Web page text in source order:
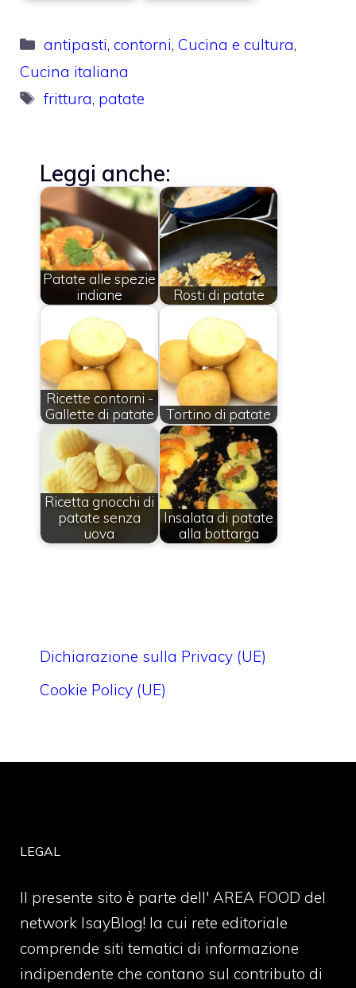
Categorie
antipasti,contorni,Cucina e cultura,
Cucina italiana
Tag
frittura, patate
Leggi anche:
Patate alle spezie
indiane
Rosti di patate
Ricette contorni -
Gallette di patate
Tortino di patate
Ricetta gnocchi di
patate senza
uova
Insalata di patate
alla bottarga
Dichiarazione sulla Privacy (UE)
Cookie Policy (UE)
LEGAL
Il presente sito è parte dell' AREA FOOD del
network IsayBlog! la cui rete editoriale
comprende siti tematici di informazione
indipendente che contano sul contributo di